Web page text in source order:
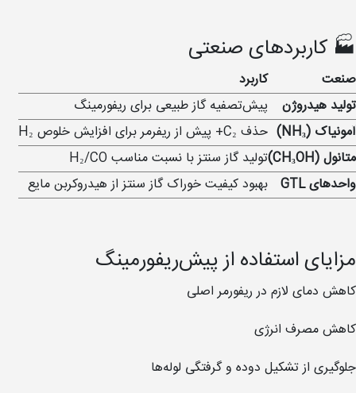
🏭 کاربردهای صنعتی
صنعت
کاربرد
تولید هیدروژن
پیش‌تصفیه گاز طبیعی برای ریفورمینگ
آمونیاک (NH₃)
حذف C₂+ پیش از ریفرمر برای افزایش خلوص H₂
متانول (CH₃OH)
تولید گاز سنتز با نسبت مناسب H₂/CO
واحدهای GTL
بهبود کیفیت خوراک گاز سنتز از هیدروکربن مایع
مزایای استفاده از پیش‌ریفورمینگ
کاهش دمای لازم در ریفورمر اصلی
کاهش مصرف انرژی
جلوگیری از تشکیل دوده و گرفتگی لوله‌ها